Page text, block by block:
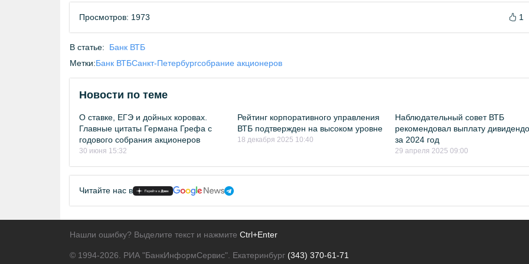
Просмотров: 1973 1
В статье:
Банк ВТБ
Метки:Банк ВТБСанкт-Петербургсобрание акционеров
Новости по теме
О ставке, ЕГЭ и дойных коровах.
Главные цитаты Германа Грефа с
годового собрания акционеров
30 июня 15:32
Рейтинг корпоративного управления
ВТБ подтвержден на высоком уровне
18 декабря 2025 10:40
Наблюдательный совет ВТБ
рекомендовал выплату
за 2024 год
29 апреля 2025 09:00
Читайте нас в
Нашли ошибку? Выделите текст и нажмите Ctrl+Enter
© 1994-2026. РИА "БанкИнформСервис". Екатеринбург (343) 370-61-71